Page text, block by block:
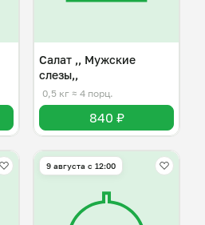
Салат ,, Мужские
слезы,,
0,5 кг ≈ 4 порц.
840 ₽
9 августа с 12:00